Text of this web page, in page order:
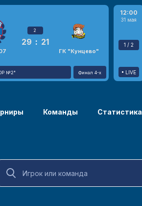
2
29 : 21
ГК "Кунцево"
№2" Финал 4-х
12:00
31 мая
1 / 2
LIVE
Команды Статистика